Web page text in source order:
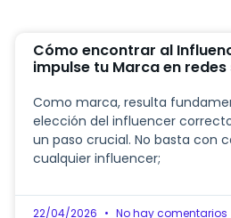
Cómo encontrar al
impulse tu Marca en
Como marca, resulta
elección del influencer
un paso crucial. No basta con
cualquier influencer;
22/04/2026 No hay comentarios